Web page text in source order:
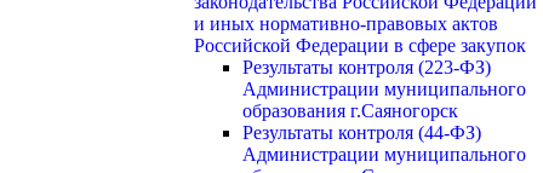
и иных нормативно-правовых актов
Российской Федерации в сфере закупок
Результаты контроля (223-ФЗ)
Администрации муниципального
образования г.Саяногорск
Результаты контроля (44-ФЗ)
Администрации муниципального